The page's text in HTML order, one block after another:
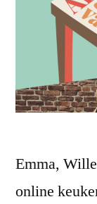
Emma,
online